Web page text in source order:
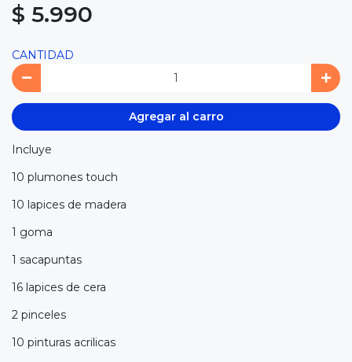
$ 5.990
CANTIDAD
Agregar al carro
Incluye
10 plumones touch
10 lapices de madera
1 goma
1 sacapuntas
16 lapices de cera
2 pinceles
10 pinturas acrilicas